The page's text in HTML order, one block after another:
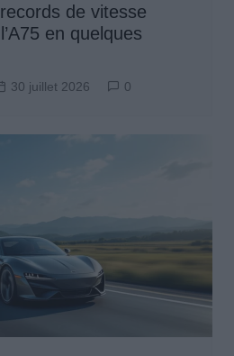
de vitesse
en quelques
30 juillet 2026 0